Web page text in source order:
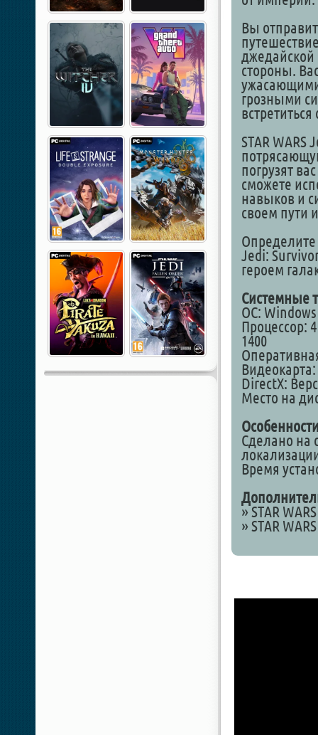
Вы
джедайской
стороны.
грозными
STAR
погрузят
сможете
навыков и
своем пути
Определите
Jedi:
героем
Системные
ОС:
Процессор:
1400
Видеокарта:
DirectX:
Место на
Сделано на
Время
» STAR
» STAR